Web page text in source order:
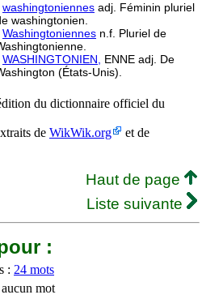
washingtoniennes adj. Féminin pluriel
washingtonien.
Washingtoniennes n.f. Pluriel de
WASHINGTONIEN,
ENNE adj. De
(États-Unis).
du dictionnaire officiel du
de WikWik.org
et de
Haut de page
Liste suivante
:
: 24 mots
mot